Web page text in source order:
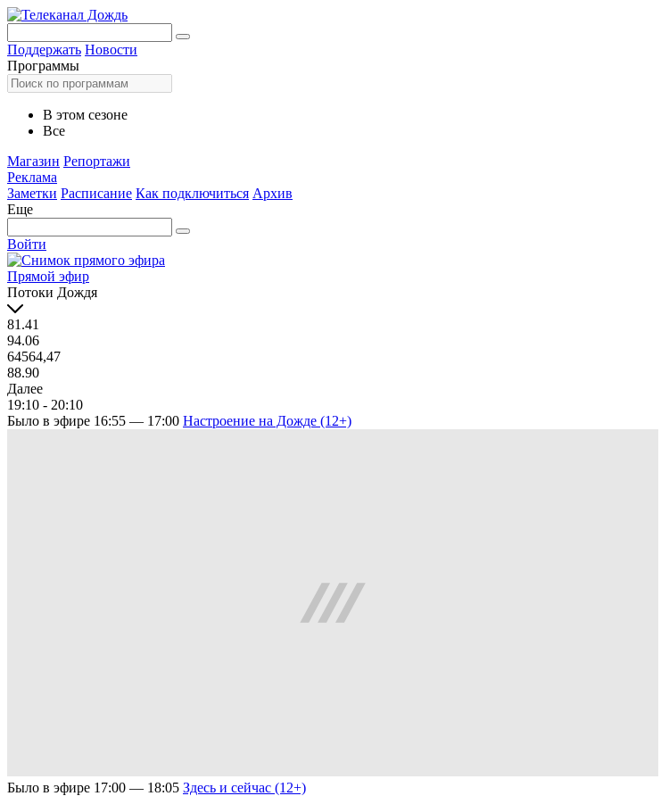
Поддержать Новости
Программы
В этом сезоне
Все
Магазин Репортажи
Реклама
Заметки Расписание Как подключиться Архив
Еще
Войти
Прямой эфир
Потоки Дождя
81.41
94.06
64564,47
88.90
Далее
19:10 - 20:10
Было в эфире 16:55 — 17:00 Настроение на Дожде (12+)
Было в эфире 17:00 — 18:05 Здесь и сейчас (12+)